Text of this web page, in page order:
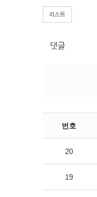
리스트
댓글
번호
20
19